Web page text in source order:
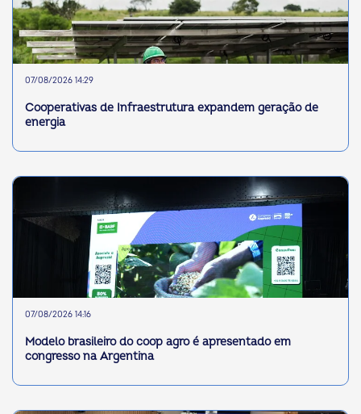
07/08/2026 14:29
Cooperativas de Infraestrutura expandem geração de
energia
07/08/2026 14:16
Modelo brasileiro do coop agro é apresentado em
congresso na Argentina